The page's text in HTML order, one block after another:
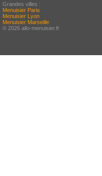
Grandes villes :
Menuisier Paris
Menuisier Lyon
Menuisier Marseille
© 2026 allo-menuisier.fr